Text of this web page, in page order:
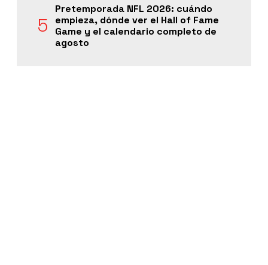
Pretemporada NFL 2026: cuándo
empieza, dónde ver el Hall of Fame
Game y el calendario completo de
agosto